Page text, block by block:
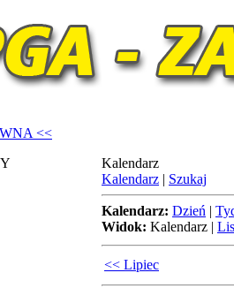
<<
Kalendarz
Kalendarz | Szukaj
Kalendarz: Dzień |
Widok: Kalendarz |
<< Lipiec